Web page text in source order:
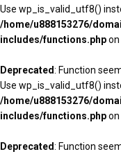
Use wp_is_valid_utf8()
/home/u888153276/
includes/functions.phpon
Deprecated: Function
Use wp_is_valid_utf8()
/home/u888153276/
includes/functions.phpon
Deprecated: Function